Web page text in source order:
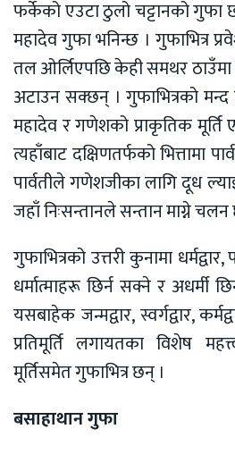
फर्केको एउटा ठुलो चट्टानको गुफा
महादेव गुफा भनिन्छ । गुफाभित्र
तल ओर्लिएपछि केही समथर ठाउँमा
अटाउन सक्छन् । गुफाभित्रको
महादेव र गणेशको प्राकृतिक
त्यहाँबाट दक्षिणतर्फको भित्तामा
पार्वतीले गणेशजीका लागि दूध
जहाँ निःसन्तानले सन्तान माग्ने चलन
गुफाभित्रको उत्तरी कुनामा धर्मद्वार,
धर्मात्माहरू छिर्न सक्ने र अधर्मी
यसबाहेक जन्मद्वार, स्वर्गद्वार,
प्रतिमूर्ति लगायतका विशेष
मूर्तिसमेत गुफाभित्र छन् ।
बसाहाथान गुफा